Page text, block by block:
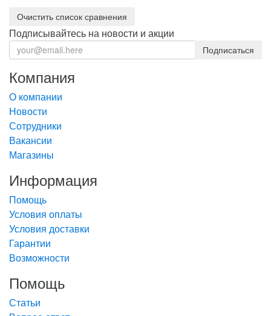
Подписывайтесь на новости и акции
Компания
О компании
Новости
Сотрудники
Вакансии
Магазины
Информация
Помощь
Условия оплаты
Условия доставки
Гарантии
Возможности
Помощь
Статьи